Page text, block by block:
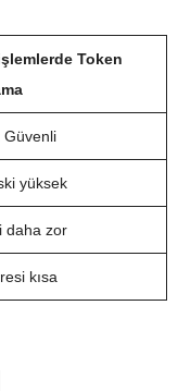
Token
Güvenli
yüksek
daha zor
kısa